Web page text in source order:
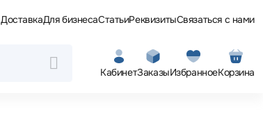
ДоставкаДля бизнесаСтатьиРеквизитыСвязаться с нами
КабинетЗаказыИзбранноеКорзина